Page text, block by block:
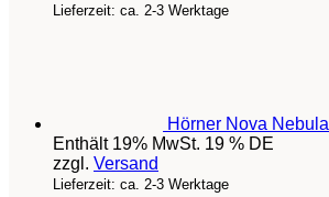
Lieferzeit: ca. 2-3 Werktage
Hörner Nova Nebula
Enthält 19% MwSt. 19 % DE
zzgl. Versand
Lieferzeit: ca. 2-3 Werktage